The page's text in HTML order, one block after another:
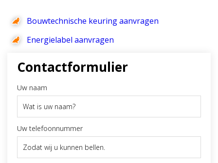
Bouwtechnische keuring aanvragen
Energielabel aanvragen
Contactformulier
Uw naam
Uw telefoonnummer